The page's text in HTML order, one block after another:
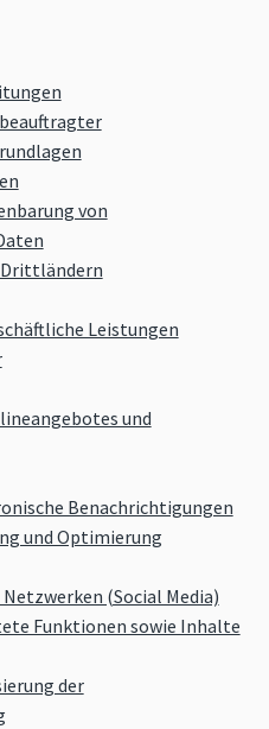
von
Leistungen
und
Benachrichtigungen
und Optimierung
(Social Media)
Funktionen sowie Inhalte
der